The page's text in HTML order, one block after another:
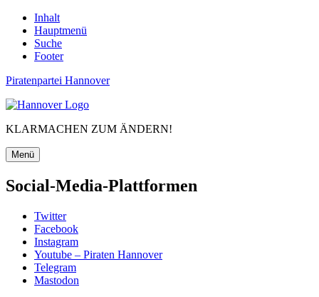
Inhalt
Hauptmenü
Suche
Footer
Piratenpartei Hannover
KLARMACHEN ZUM ÄNDERN!
Menü
Social-Media-Plattformen
Twitter
Facebook
Instagram
Youtube – Piraten Hannover
Telegram
Mastodon